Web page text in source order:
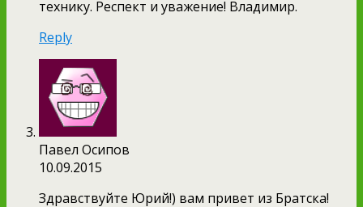
технику. Респект и уважение! Владимир.
Reply
Павел Осипов
10.09.2015
Здравствуйте Юрий!) вам привет из Братска!